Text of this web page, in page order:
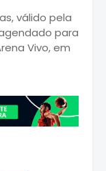
válido pela
para
Vivo, em